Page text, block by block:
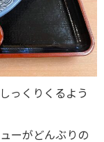
っくりくるよう
ーがどんぶりの